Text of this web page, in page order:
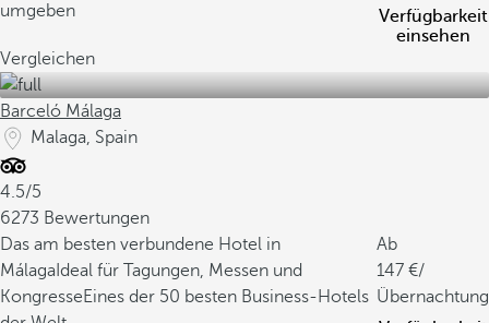
umgeben
Verfügbarkeit
einsehen
Vergleichen
Barceló Málaga
Malaga, Spain
4.5/5
6273 Bewertungen
Das am besten verbundene Hotel in
Málaga Ideal für Tagungen, Messen und
KongresseEines der 50 besten Business-Hotels
Ab
147
/
Übernachtung